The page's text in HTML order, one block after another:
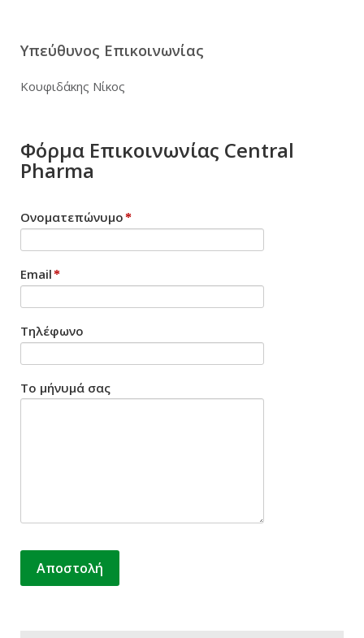
Υπεύθυνος Επικοινωνίας
Κουφιδάκης Νίκος
Φόρμα Επικοινωνίας Central
Pharma
Ονοματεπώνυμο*
Email*
Τηλέφωνο
Το μήνυμά σας
Αποστολή